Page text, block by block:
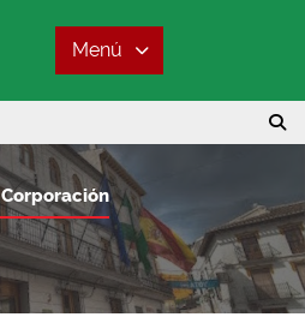
Menú
Corporación